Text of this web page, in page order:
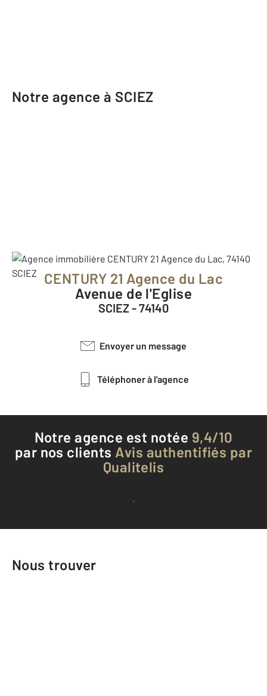
Notre agence à SCIEZ
CENTURY 21 Agence du Lac
Avenue de l'Eglise
SCIEZ - 74140
Envoyer un message
Téléphoner à l'agence
Notre agence est notée 9,4/10
par nos clients Avis authentifiés par
Qualitelis
Voir tous les avis clients
Nous trouver